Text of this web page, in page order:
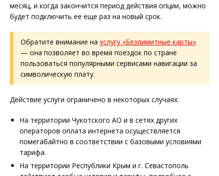
месяц, и когда закончится период действия опции, можно
будет подключить ее еще раз на новый срок.
Обратите внимание на услугу «Безлимитные карты»
— она позволяет во время поездок по стране
пользоваться популярными сервисами навигации за
символическую плату.
Действие услуги ограничено в некоторых случаях:
На территории Чукотского АО и в сетях других
операторов оплата интернета осуществляется
помегабайтно в соответствии с базовыми условиями
тарифа.
На территории Республики Крым и г. Севастополь